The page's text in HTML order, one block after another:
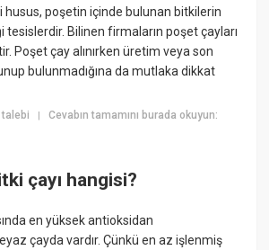
husus, poşetin içinde bulunan bitkilerin
tesislerdir. Bilinen firmaların poşet çayları
Poşet çay alınırken üretim veya son
bulunmadığına da mutlaka dikkat
talebi |Cevabın tamamını burada okuyun:
çayı hangisi?
en yüksek antioksidan
çayda vardır. Çünkü en az işlenmiş